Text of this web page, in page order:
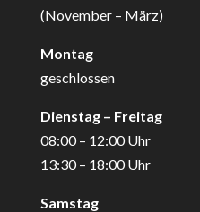
(November – März)
Montag
geschlossen
Dienstag – Freitag
08:00 – 12:00 Uhr
13:30 – 18:00 Uhr
Samstag